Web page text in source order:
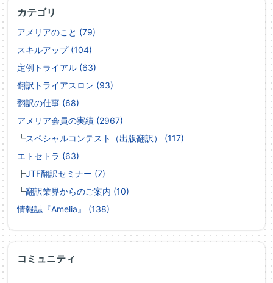
カテゴリ
アメリアのこと (79)
スキルアップ (104)
定例トライアル (63)
翻訳トライアスロン (93)
翻訳の仕事 (68)
アメリア会員の実績 (2967)
┗スペシャルコンテスト（出版翻訳） (117)
エトセトラ (63)
┣JTF翻訳セミナー (7)
┗翻訳業界からのご案内 (10)
情報誌『Amelia』 (138)
コミュニティ